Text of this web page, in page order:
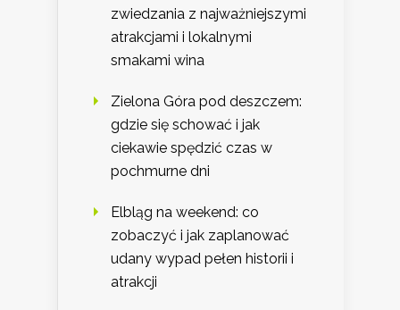
zwiedzania z najważniejszymi
atrakcjami i lokalnymi
smakami wina
Zielona Góra pod deszczem:
gdzie się schować i jak
ciekawie spędzić czas w
pochmurne dni
Elbląg na weekend: co
zobaczyć i jak zaplanować
udany wypad pełen historii i
atrakcji